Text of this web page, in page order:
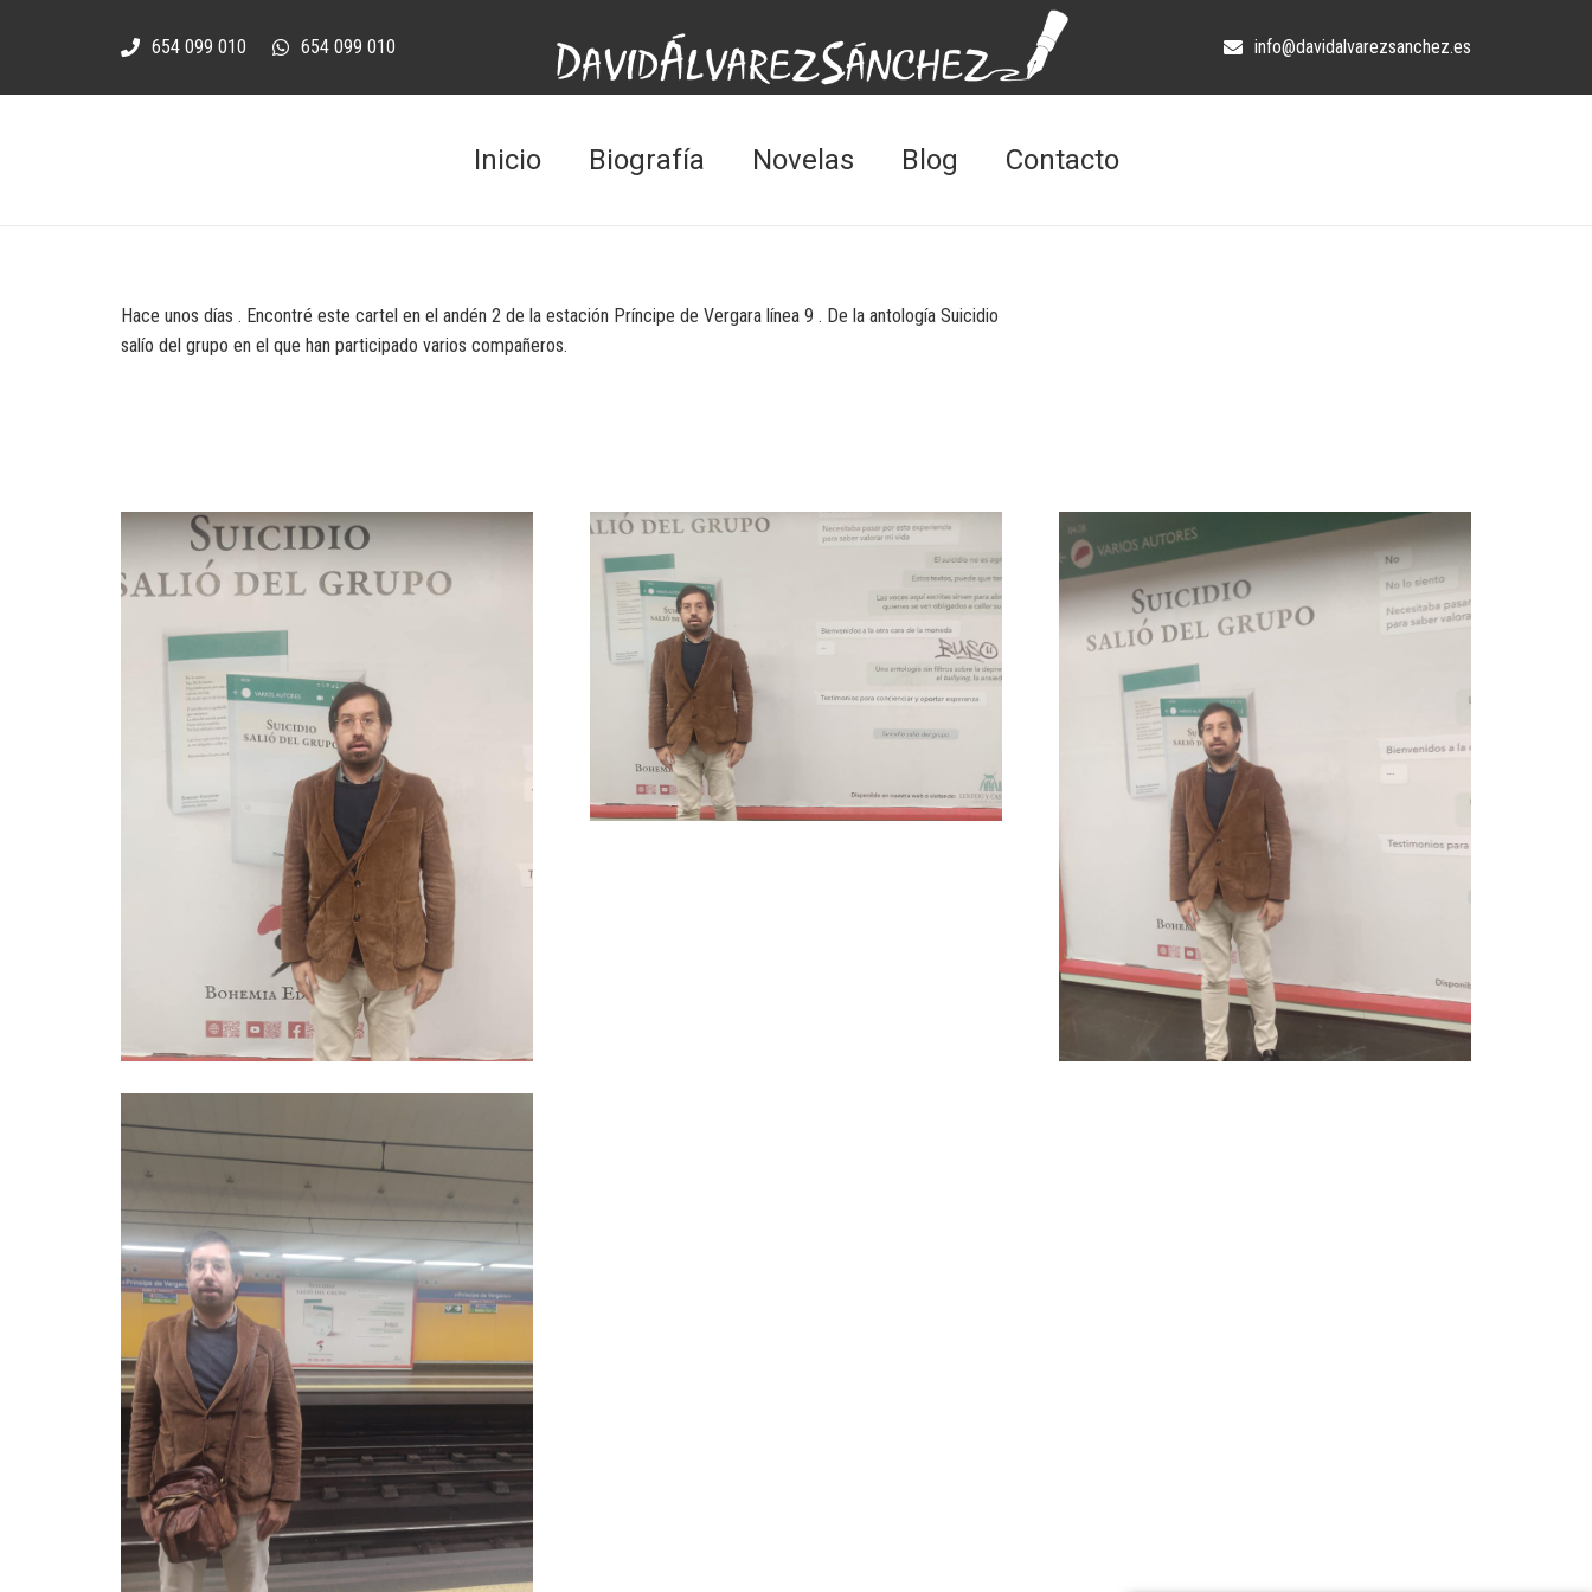
654 099 010 654 099 010 info@davidalvarezsanchez.es
Inicio Biografía Novelas Blog Contacto
Hace unos días . Encontré este cartel en el andén 2 de la estación Príncipe de Vergara línea 9 . De la antología Suicidio
salío del grupo en el que han participado varios compañeros.